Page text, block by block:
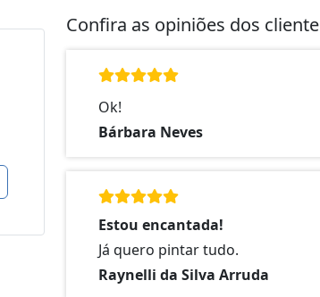
Confira as opiniões dos
Ok!
Bárbara Neves
Estou encantada!
Já quero pintar tudo.
Raynelli da Silva Arruda